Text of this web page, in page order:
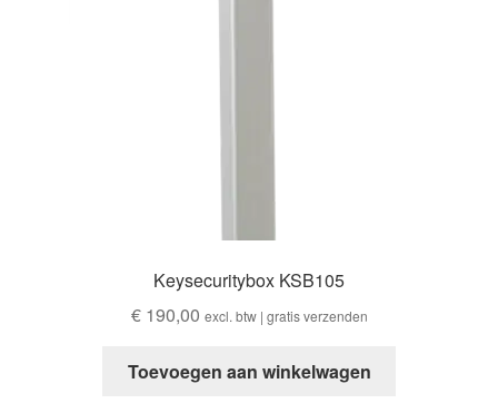
Keysecuritybox KSB105
€190,00 excl. btw | gratis verzenden
Toevoegen aan winkelwagen